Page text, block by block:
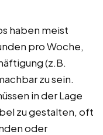
haben meist
pro Woche,
(z.B.
zu sein.
in der Lage
zu gestalten, oft
oder